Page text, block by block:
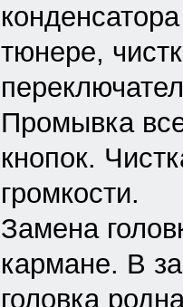
тюнере,
Промывка
кнопок.
громкости.
Замена
кармане. В
головка